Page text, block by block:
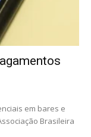
em bares e
Brasileira